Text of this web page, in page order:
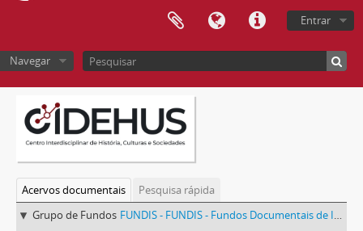
Entrar
Navegar
Acervos documentais
Pesquisa rápida
Grupo de Fundos FUNDIS - FUNDIS - Fundos Documentais de Instituições do Sul